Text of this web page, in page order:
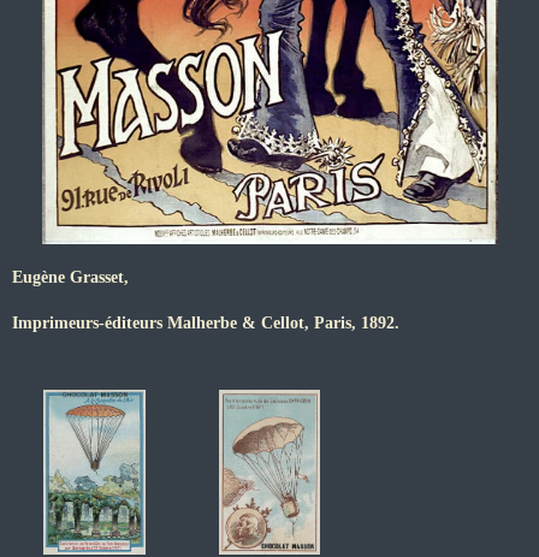
Eugène Grasset,
Imprimeurs-éditeurs Malherbe & Cellot, Paris, 1892.